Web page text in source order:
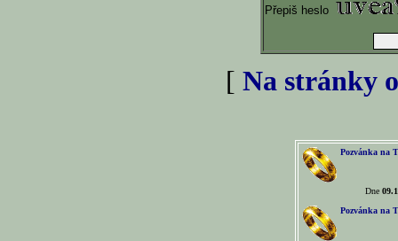
Přepiš heslo
[ Na stránky
Pozvánka na
Dne
Pozvánka na